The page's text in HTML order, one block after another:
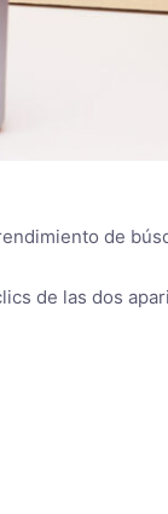
de
de las dos